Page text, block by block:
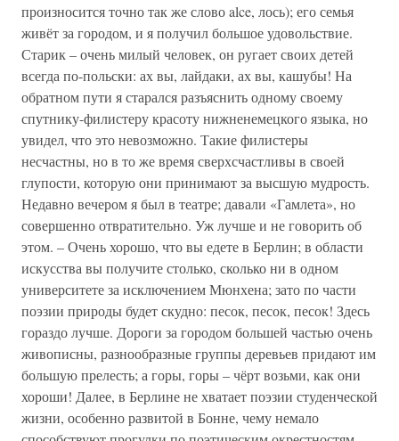
произносится точно так же слово alce, лось); его семья
живёт за городом, и я получил большое удовольствие.
Старик – очень милый человек, он ругает своих детей
всегда по-польски: ах вы, лайдаки, ах вы, кашубы! На
обратном пути я старался разъяснить одному своему
спутнику-филистеру красоту нижненемецкого языка, но
увидел, что это невозможно. Такие филистеры
несчастны, но в то же время сверхсчастливы в своей
глупости, которую они принимают за высшую мудрость.
Недавно вечером я был в театре; давали «Гамлета», но
совершенно отвратительно. Уж лучше и не говорить об
этом. – Очень хорошо, что вы едете в Берлин; в области
искусства вы получите столько, сколько ни в одном
университете за исключением Мюнхена; зато по части
поэзии природы будет скудно: песок, песок, песок! Здесь
гораздо лучше. Дороги за городом большей частью очень
живописны, разнообразные группы деревьев придают им
большую прелесть; а горы, горы – чёрт возьми, как они
хороши! Далее, в Берлине не хватает поэзии студенческой
жизни, особенно развитой в Бонне, чему немало